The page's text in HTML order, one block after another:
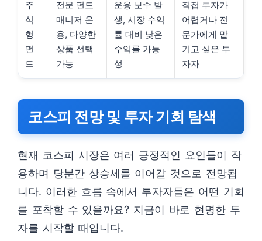
주
식
형
펀
드
전문 펀드
매니저 운
용, 다양한
상품 선택
가능
운용 보수 발
생, 시장 수익
률 대비 낮은
수익률 가능
성
직접 투자가
어렵거나 전
문가에게 맡
기고 싶은 투
자자
코스피 전망 및 투자 기회 탐색
현재 코스피 시장은 여러 긍정적인 요인들이 작
용하며 당분간 상승세를 이어갈 것으로 전망됩
니다. 이러한 흐름 속에서 투자자들은 어떤 기회
를 포착할 수 있을까요? 지금이 바로 현명한 투
자를 시작할 때입니다.